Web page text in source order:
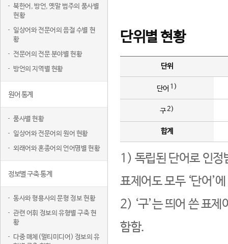
북한어, 방언, 옛말 범주의 품사별
현황
일상어와 전문어의 음절 수별 현
황
전문어의 전문 분야별 현황
방언의 지역별 현황
원어 통계
품사별 현황
일상어와 전문어의 원어 현황
외래어와 혼종어의 언어명별 현황
정보별 구축 통계
동사와 형용사의 문형 정보 현황
관련 어휘 정보의 유형별 구축 현
황
다중 매체(멀티미디어) 정보의 유
단위별 현황
단위
단어 1)
구2)
합계
1) 독립된 단어로 인정
표제어도 모두 ‘단어’
2) ‘구’는 띄어 쓴 표
함함.